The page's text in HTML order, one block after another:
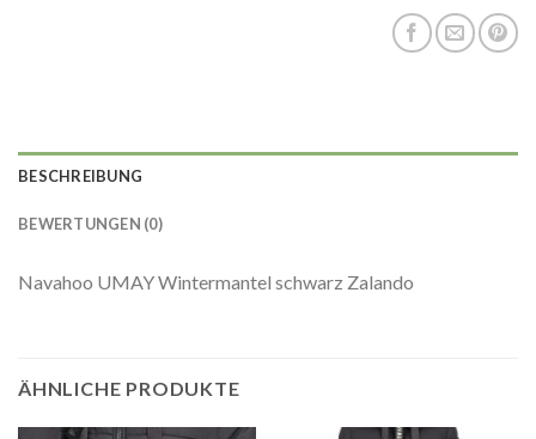
BESCHREIBUNG
BEWERTUNGEN (0)
Navahoo UMAY Wintermantel schwarz Zalando
ÄHNLICHE PRODUKTE